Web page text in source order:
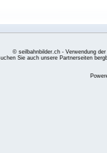
© seilbahnbilder.ch - Verwendung
Sie auch unsere Partnerseiten